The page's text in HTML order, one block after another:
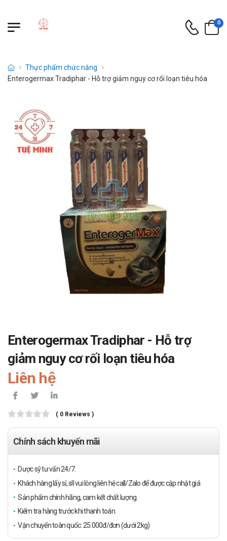
0
Thực phẩm chức năng
Enterogermax Tradiphar - Hỗ trợ giảm nguy cơ rối loạn tiêu hóa
Enterogermax Tradiphar - Hỗ trợ
giảm nguy cơ rối loạn tiêu hóa
Liên hệ
( 0 Reviews )
Chính sách khuyến mãi
Dược sỹ tư vấn 24/7.
Khách hàng lấy sỉ, sll vui lòng liên hệ call/Zalo để được cập nhật giá
Sản phẩm chính hãng, cam kết chất lượng.
Kiểm tra hàng trước khi thanh toán.
Vận chuyển toàn quốc: 25.000đ/đơn (dưới 2kg)